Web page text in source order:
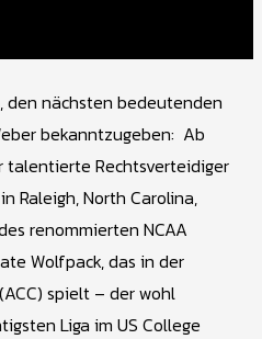
den nächsten bedeutenden
bekanntzugeben: Ab
talentierte Rechtsverteidiger
Raleigh, North Carolina,
renommierten NCAA
Wolfpack, das in der
spielt – der wohl
Liga im US College